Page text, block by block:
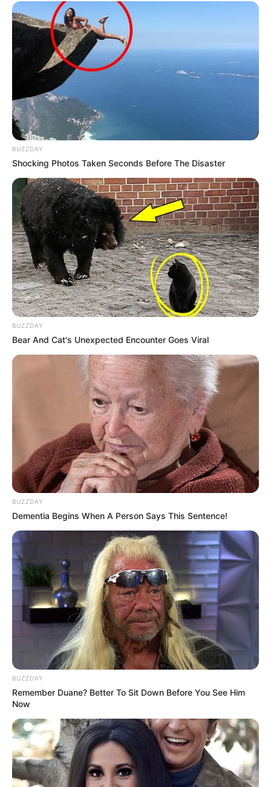
BUZZDAY
Shocking Photos Taken Seconds Before The Disaster
BUZZDAY
Bear And Cat's Unexpected Encounter Goes Viral
BUZZDAY
Dementia Begins When A Person Says This Sentence!
BUZZDAY
Remember Duane? Better To Sit Down Before You See Him
Now